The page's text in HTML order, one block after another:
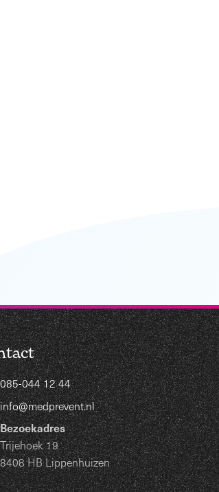
085-044 12 44
info@medprevent.nl
Bezoekadres
Trijehoek 19
8408 HB Lippenhuizen